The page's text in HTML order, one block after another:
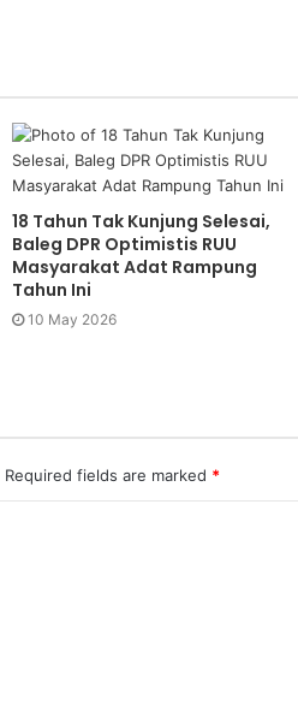
18 Tahun Tak Kunjung Selesai,
Baleg DPR Optimistis RUU
Masyarakat Adat Rampung
Tahun Ini
10 May 2026
Required fields are marked *